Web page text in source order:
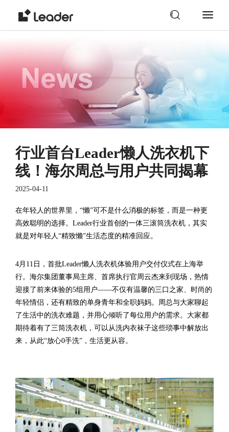
行业首台Leader懒人洗衣机下
线！海尔周总与用户共同揭幕
2025-04-11
在年轻人的世界里，“懒”可不是什么消极的标签，而是一种更
高效聪明的选择。Leader行业首创的一体三滚筒洗衣机，其实
就是对年轻人“精致懒”生活态度的精准回应。
4月11日，首批Leader懒人洗衣机体验用户交付仪式在上海举
行。海尔集团董事局主席、首席执行官周云杰来到现场，热情
迎接了前来体验的5组用户——不仅有温馨的三口之家、时尚的
年轻情侣，还有精致的单身青年和全职妈妈。周总与大家聊起
了生活中的洗衣难题，并用心倾听了每位用户的需求。大家都
期待着有了三筒洗衣机，可以从洗内衣袜子这些琐事中解放出
来，从此“放心0手洗”，生活更从容。